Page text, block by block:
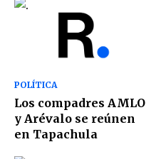
POLÍTICA
Los compadres AMLO
y Arévalo se reúnen
en Tapachula